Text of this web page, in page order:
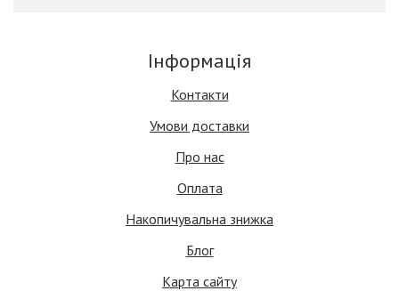
Інформація
Контакти
Умови доставки
Про нас
Оплата
Накопичувальна знижка
Блог
Карта сайту